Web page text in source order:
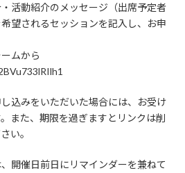
活動紹介のメッセージ（出席予定者
望されるセッションを記入し、お申
ムから
込みをいただいた場合には、お受け
また、期限を過ぎますとリンクは削
い。
開催日前日にリマインダーを兼ねて